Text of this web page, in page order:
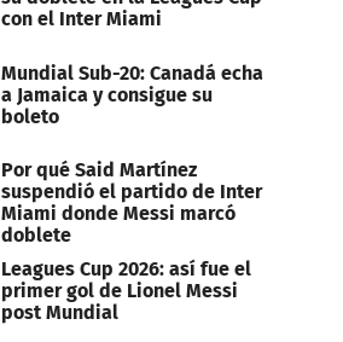
con el Inter Miami
Mundial Sub-20: Canadá echa
a Jamaica y consigue su
boleto
Por qué Said Martínez
suspendió el partido de Inter
Miami donde Messi marcó
doblete
Leagues Cup 2026: así fue el
primer gol de Lionel Messi
post Mundial